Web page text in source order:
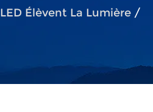
LED Élèvent La Lumière /